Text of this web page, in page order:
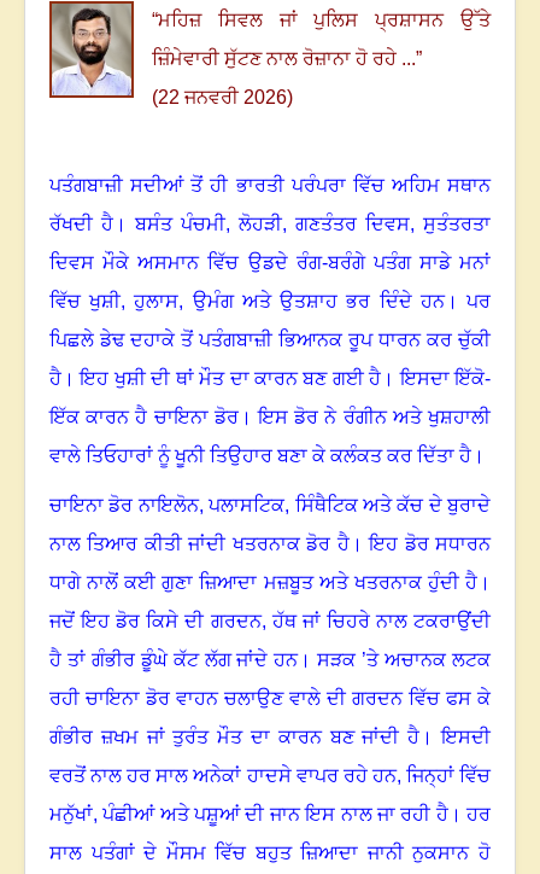
ਸੰਪਰਕ
We have 125 guests and no members online
2808802
ਇਸ ਹਫਤੇ36236
“ਮਹਿਜ਼ ਸਿਵਲ ਜਾਂ ਪੁਲਿਸ ਪ੍ਰਸ਼ਾਸਨ ਉੱਤੇ
ਜ਼ਿੰਮੇਵਾਰੀ ਸੁੱਟਣ ਨਾਲ ਰੋਜ਼ਾਨਾ ਹੋ ਰਹੇ ...”
(22 ਜਨਵਰੀ 2026)
ਪਤੰਗਬਾਜ਼ੀ ਸਦੀਆਂ ਤੋਂ ਹੀ ਭਾਰਤੀ ਪਰੰਪਰਾ ਵਿੱਚ ਅਹਿਮ ਸਥਾਨ
ਰੱਖਦੀ ਹੈ ।ਬਸੰਤ ਪੰਚਮੀ,ਲੋਹੜੀ, ਗਣਤੰਤਰ ਦਿਵਸ, ਸੁਤੰਤਰਤਾ
ਦਿਵਸ ਮੌਕੇ ਅਸਮਾਨ ਵਿੱਚ ਉਡਦੇ ਰੰਗ-ਬਰੰਗੇ ਪਤੰਗ ਸਾਡੇ ਮਨਾਂ
ਵਿੱਚ ਖੁਸ਼ੀ,ਹੁਲਾਸ, ਉਮੰਗ ਅਤੇ ਉਤਸ਼ਾਹ ਭਰ ਦਿੰਦੇ ਹਨ। ਪਰ
ਪਿਛਲੇ ਡੇਢ ਦਹਾਕੇ ਤੋਂ ਪਤੰਗਬਾਜ਼ੀ ਭਿਆਨਕ ਰੂਪ ਧਾਰਨ ਕਰ ਚੁੱਕੀ
ਹੈ ।ਇਹ ਖੁਸ਼ੀ ਦੀ ਥਾਂ ਮੌਤ ਦਾ ਕਾਰਨ ਬਣ ਗਈ ਹੈ ।ਇਸਦਾ ਇੱਕੋ-
ਇੱਕ ਕਾਰਨ ਹੈ ਚਾਇਨਾ ਡੋਰ।ਇਸ ਡੋਰ ਨੇ ਰੰਗੀਨ ਅਤੇ ਖੁਸ਼ਹਾਲੀ
ਵਾਲੇ ਤਿਓਹਾਰਾਂ ਨੂੰ ਖੂਨੀ ਤਿਉਹਾਰ ਬਣਾ ਕੇ ਕਲੰਕਤ ਕਰ ਦਿੱਤਾ ਹੈ ।
ਚਾਇਨਾ ਡੋਰ ਨਾਇਲੋਨ,ਪਲਾਸਟਿਕ, ਸਿੰਥੈਟਿਕ ਅਤੇ ਕੱਚ ਦੇ ਬੁਰਾਦੇ
ਨਾਲ ਤਿਆਰ ਕੀਤੀ ਜਾਂਦੀ ਖਤਰਨਾਕ ਡੋਰ ਹੈ।ਇਹ ਡੋਰ ਸਧਾਰਨ
ਧਾਗੇ ਨਾਲੋਂ ਕਈ ਗੁਣਾ ਜ਼ਿਆਦਾ ਮਜ਼ਬੂਤ ਅਤੇ ਖਤਰਨਾਕ ਹੁੰਦੀ ਹੈ ।
ਜਦੋਂ ਇਹ ਡੋਰ ਕਿਸੇ ਦੀ ਗਰਦਨ,ਹੱਥ ਜਾਂ ਚਿਹਰੇ ਨਾਲ ਟਕਰਾਉਂਦੀ
ਹੈ ਤਾਂ ਗੰਭੀਰ ਡੂੰਘੇ ਕੱਟ ਲੱਗ ਜਾਂਦੇ ਹਨ।ਸੜਕ ’ਤੇ ਅਚਾਨਕ ਲਟਕ
ਰਹੀ ਚਾਇਨਾ ਡੋਰ ਵਾਹਨ ਚਲਾਉਣ ਵਾਲੇ ਦੀ ਗਰਦਨ ਵਿੱਚ ਫਸ ਕੇ
ਗੰਭੀਰ ਜ਼ਖਮ ਜਾਂ ਤੁਰੰਤ ਮੌਤ ਦਾ ਕਾਰਨ ਬਣ ਜਾਂਦੀ ਹੈ ।ਇਸਦੀ
ਵਰਤੋਂ ਨਾਲ ਹਰ ਸਾਲ ਅਨੇਕਾਂ ਹਾਦਸੇ ਵਾਪਰ ਰਹੇ ਹਨ, ਜਿਨ੍ਹਾਂ ਵਿੱਚ
ਮਨੁੱਖਾਂ,ਪੰਛੀਆਂ ਅਤੇ ਪਸ਼ੂਆਂ ਦੀ ਜਾਨ ਇਸ ਨਾਲ ਜਾ ਰਹੀ ਹੈ।ਹਰ
ਸਾਲ ਪਤੰਗਾਂ ਦੇ ਮੌਸਮ ਵਿੱਚ ਬਹੁਤ ਜ਼ਿਆਦਾ ਜਾਨੀ ਨੁਕਸਾਨ ਹੋ